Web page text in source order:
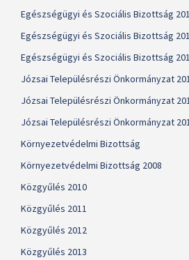
Egészségügyi és Szociális Bizottság
Egészségügyi és Szociális Bizottság
Egészségügyi és Szociális Bizottság
Józsai Településrészi Önkormányzat
Józsai Településrészi Önkormányzat
Józsai Településrészi Önkormányzat
Környezetvédelmi Bizottság
Környezetvédelmi Bizottság 2008
Közgyűlés 2010
Közgyűlés 2011
Közgyűlés 2012
Közgyűlés 2013